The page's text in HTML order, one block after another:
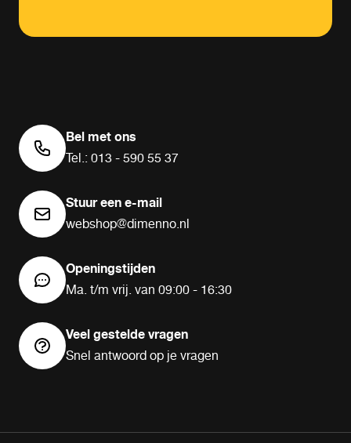
Bel met ons
Tel.: 013 - 590 55 37
Stuur een e-mail
webshop@dimenno.nl
Openingstijden
Ma. t/m vrij. van 09:00 - 16:30
Veel gestelde vragen
Snel antwoord op je vragen